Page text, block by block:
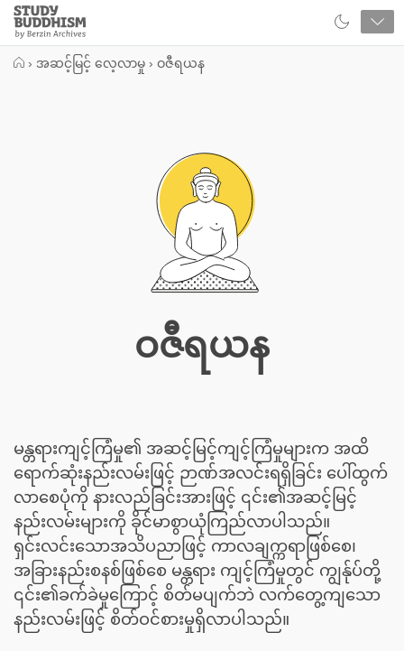
Close
Study
Buddhism
› အဆင့်မြင့် လေ့လာမှု › ဝဇီရယန
ဝဇီရယန
မန္တရားကျင့်ကြံမှု၏ အဆင့်မြင့်ကျင့်ကြံမှုများက အထိ
ရောက်ဆုံးနည်းလမ်းဖြင့် ဉာဏ်အလင်းရရှိခြင်း ပေါ်ထွက်
လာစေပုံကို နားလည်ခြင်းအားဖြင့် ၎င်း၏အဆင့်မြင့်
နည်းလမ်းများကို ခိုင်မာစွာယုံကြည်လာပါသည်။
ရှင်းလင်းသောအသိပညာဖြင့် ကာလချက္ကရာဖြစ်စေ၊
အခြားနည်းစနစ်ဖြစ်စေ မန္တရား ကျင့်ကြံမှုတွင် ကျွန်ုပ်တို့
၎င်း၏ခက်ခဲမှုကြောင့် စိတ်မပျက်ဘဲ လက်တွေ့ကျသော
နည်းလမ်းဖြင့် စိတ်ဝင်စားမှုရှိလာပါသည်။